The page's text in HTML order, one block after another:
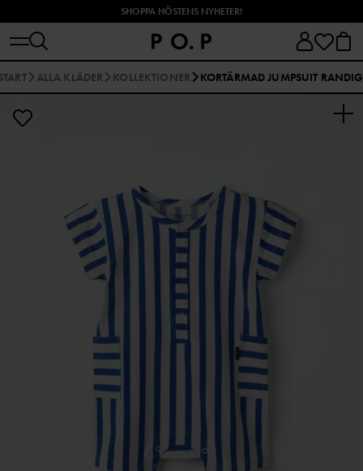
SHOPPA HÖSTENS NYHETER!
ALLA KLÄDER KOLLEKTIONER KORTÄRMAD JUMPSUIT RANDIG